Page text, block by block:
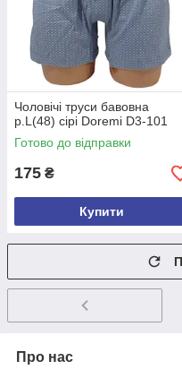
Чоловічі труси бавовна
р.L(48) сірі Doremi D3-101
Готово до відправки
175 ₴
Купити
Про нас